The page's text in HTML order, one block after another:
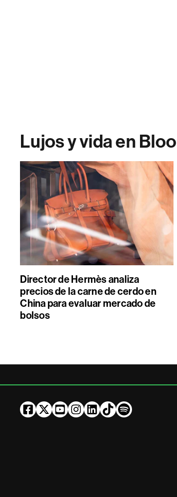
Lujos y vida en
Director de Hermès analiza
precios de la carne de cerdo en
China para evaluar mercado de
bolsos